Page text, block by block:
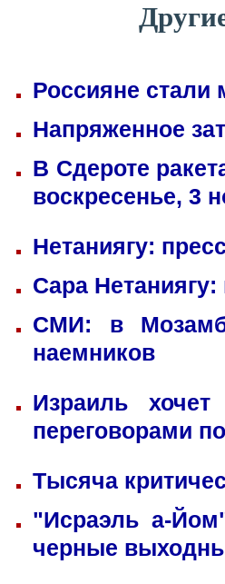
Россияне стали
Напряженное
В Сдероте
воскресенье, 3
Нетаниягу:
Сара
СМИ: в
наемников
Израиль
переговорами
Тысяча
"Исраэль а-
черные